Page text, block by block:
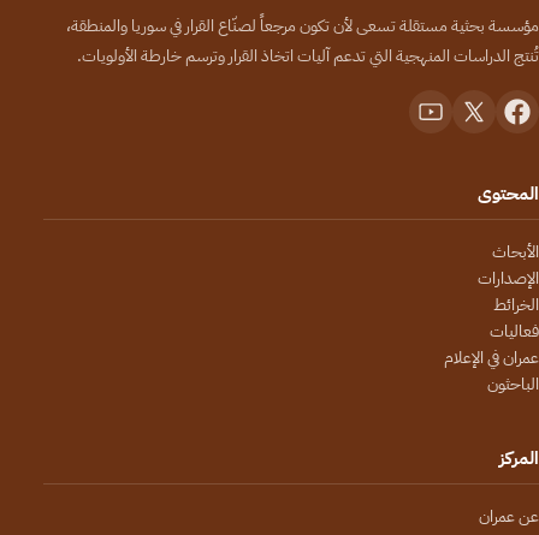
مؤسسة بحثية مستقلة تسعى لأن تكون مرجعاً لصنّاع القرار في سوريا والمنطقة،
تُنتج الدراسات المنهجية التي تدعم آليات اتخاذ القرار وترسم خارطة الأولويات.
المحتوى
الأبحاث
الإصدارات
الخرائط
فعاليات
عمران في الإعلام
الباحثون
المركز
عن عمران